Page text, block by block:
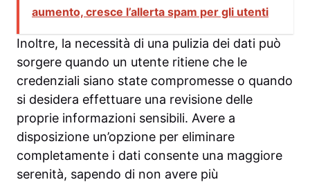
aumento, cresce l’allerta spam per gli utenti
Inoltre, la necessità di una pulizia dei dati può
sorgere quando un utente ritiene che le
credenziali siano state compromesse o quando
si desidera effettuare una revisione delle
proprie informazioni sensibili. Avere a
disposizione un’opzione per eliminare
completamente i dati consente una maggiore
serenità, sapendo di non avere più